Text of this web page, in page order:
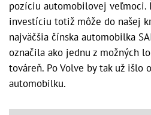
pozíciu automobilovej veľmoci.
investíciu totiž môže do našej
najväčšia čínska automobilka
označila ako jednu z možných
továreň. Po Volve by tak už išlo
automobilku.